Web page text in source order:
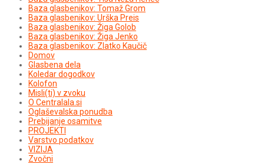
Baza glasbenikov: Tomaž Grom
Baza glasbenikov: Urška Preis
Baza glasbenikov: Žiga Golob
Baza glasbenikov: Žiga Jenko
Baza glasbenikov: Zlatko Kaučič
Domov
Glasbena dela
Koledar dogodkov
Kolofon
Misli(ti) v zvoku
O Centralala.si
Oglaševalska ponudba
Prebijanje osamitve
PROJEKTI
Varstvo podatkov
VIZIJA
Zvočni